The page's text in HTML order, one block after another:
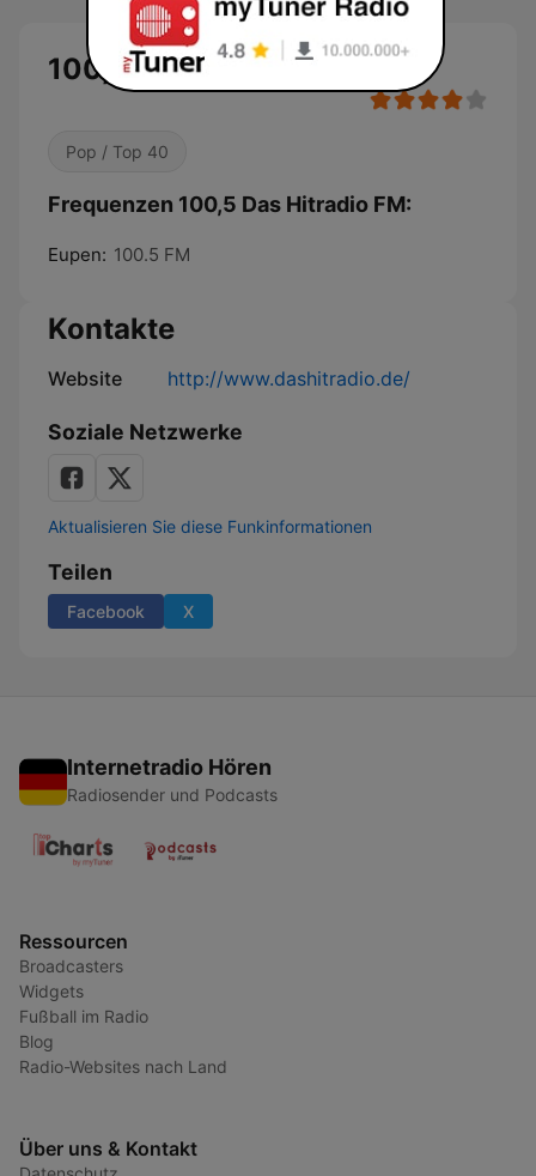
100,5 Das Hitradio FM
Pop / Top 40
Frequenzen 100,5 Das Hitradio FM:
Eupen: 100.5 FM
Kontakte
Website http://www.dashitradio.de/
Soziale Netzwerke
Aktualisieren Sie diese Funkinformationen
Teilen
Facebook X
Internetradio Hören
Radiosender und Podcasts
Ressourcen
Broadcasters
Widgets
Fußball im Radio
Blog
Radio-Websites nach Land
Über uns & Kontakt